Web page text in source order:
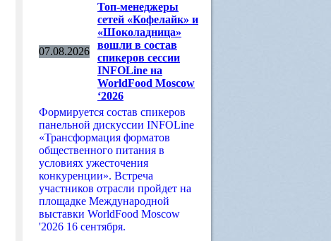
07.08.2026
Топ-менеджеры
сетей «Кофелайк» и
«Шоколадница»
вошли в состав
спикеров сессии
INFOLine на
WorldFood Moscow
‘2026
Формируется состав спикеров
панельной дискуссии INFOLine
«Трансформация форматов
общественного питания в
условиях ужесточения
конкуренции». Встреча
участников отрасли пройдет на
площадке Международной
выставки WorldFood Moscow
'2026 16 сентября.